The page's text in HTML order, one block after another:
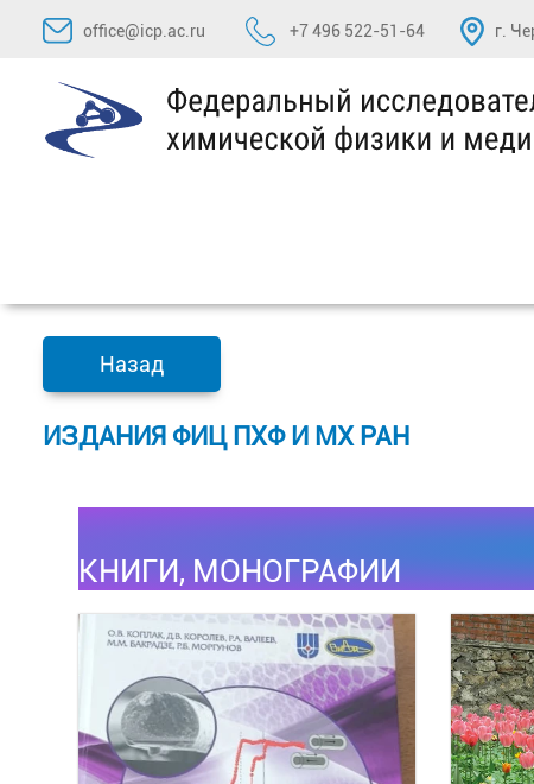
Перейти
содержимому
office@icp.ac.ru +7 496 522-51-64 г.
Назад
ИЗДАНИЯ ФИЦ ПХФ И МХ РАН
КНИГИ, МОНОГРАФИИ